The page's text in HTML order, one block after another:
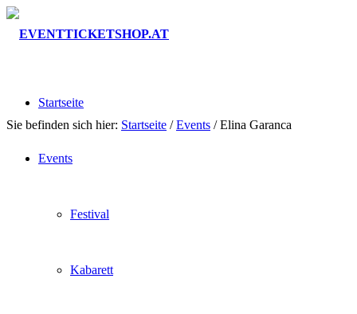
Startseite
Events
Festival
Kabarett
Sie befinden sich hier: Startseite / Events / Elina Garanca